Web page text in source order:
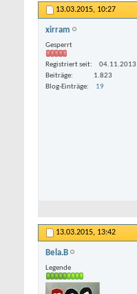
13.03.2015, 10:27
xirram
Gesperrt
Registriert seit
04.11.2013
Beiträge
1.823
Blog-Einträge
19
13.03.2015, 13:42
Bela.B
Legende